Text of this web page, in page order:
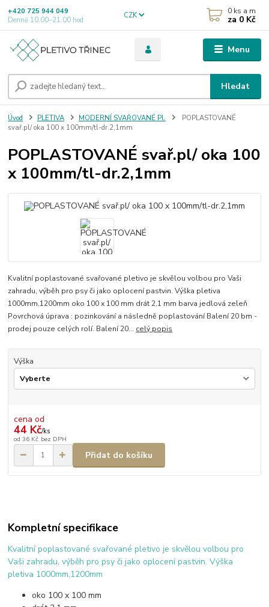
Menu
CZK
Hledat
+420 725 944 049
Denně 10.00–21.00 hod
0 ks a m
za 0 Kč
Úvod PLETIVA MODERNÍ SVAŘOVANÉ Pl.
POPLASTOVANÉ
svař.pl/ oka 100 x 100mm/tl-dr.2,1mm
POPLASTOVANÉ svař.pl/ oka 100
x 100mm/tl-dr.2,1mm
Kvalitní poplastované svařované pletivo je skvělou volbou pro Vaši
zahradu, výběh pro psy či jako oplocení pastvin. Výška pletiva
1000mm,1200mm oko 100 x 100 mm drát 2,1 mm barva jedlová zeleň
Povrchová úprava : pozinkování a následně poplastování Balení 20 bm -
prodej pouze celých rolí. Balení 20... celý popis
Výška
cena od
44 Kč/ks
od 36 Kč bez DPH
Přidat do košíku
Kompletní specifikace
Kvalitní poplastované svařované pletivo je skvělou volbou pro
Vaši zahradu, výběh pro psy či jako oplocení pastvin. Výška
pletiva 1000mm,1200mm
oko 100 x 100 mm